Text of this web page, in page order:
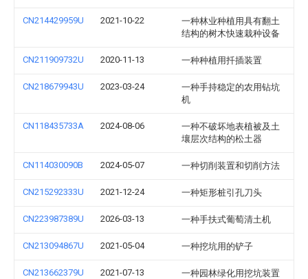
CN214429959U 2021-10-22
一种林业种植用具有翻土
结构的树木快速栽种设备
CN211909732U 2020-11-13 一种种植用扦插装置
CN218679943U 2023-03-24
一种手持稳定的农用钻坑
机
CN118435733A 2024-08-06
一种不破坏地表植被及土
壤层次结构的松土器
CN114030090B 2024-05-07 一种切削装置和切削方法
CN215292333U 2021-12-24 一种矩形桩引孔刀头
CN223987389U 2026-03-13 一种手扶式葡萄清土机
CN213094867U 2021-05-04 一种挖坑用的铲子
CN213662379U 2021-07-13 一种园林绿化用挖坑装置